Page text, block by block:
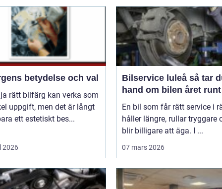
betydelse och val
rätt bilfärg kan verka som
uppgift, men det är långt
ett estetiskt bes...
2026
Bilservice luleå så tar du
hand om bilen året runt
En bil som får rätt service i
håller längre, rullar tryggare
blir billigare att äga. I ...
07 mars 2026